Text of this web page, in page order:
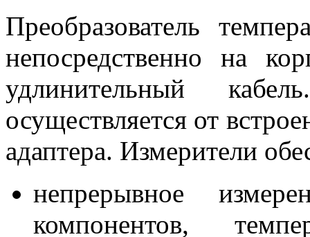
Преобразователь
непосредственно на
удлинительный
осуществляется от
адаптера. Измерители
непрерывное
компонентов,